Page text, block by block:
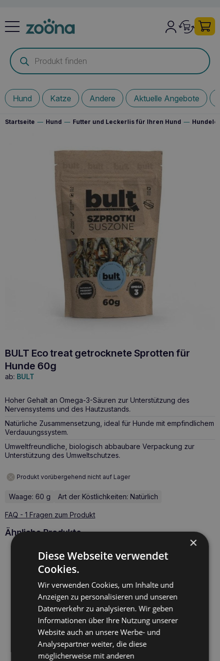
Products
search
Hund Katze Andere Aktuelle Angebote
Startseite — Hund — Futter und Leckerlis für Ihren Hund —
BULT Eco treat getrocknete Sprotten für
Hunde 60g
ab: BULT
Hoher Gehalt an Omega-3-Säuren zur Unterstützung des
Nervensystems und des Hautzustands.
Natürliche Zusammensetzung, ideal für Hunde mit empfindlichem
Verdauungssystem.
Umweltfreundliche, biologisch abbaubare Verpackung zur
Unterstützung des Umweltschutzes.
Produkt vorübergehend nicht auf Lager
Waage: 60 g Art der Köstlichkeiten: Natürlich
FAQ - 1 Fragen zum Produkt
Ähnliche Produkte
×
Diese Webseite verwendet
Cookies.
Wir verwenden Cookies, um Inhalte und
Anzeigen zu personalisieren und unseren
Datenverkehr zu analysieren. Wir geben
Informationen über Ihre Nutzung unserer
Website auch an unsere Werbe- und
Analysepartner weiter, die diese
möglicherweise mit anderen